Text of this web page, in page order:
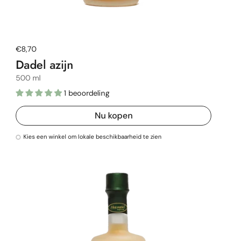
Normale prijs
€8,70
Dadel azijn
500 ml
1 beoordeling
Nu kopen
Kies een winkel om lokale beschikbaarheid te zien